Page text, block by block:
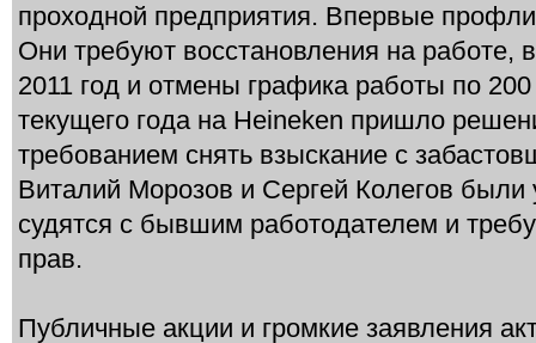
проходной предприятия. Впервые
Они требуют восстановления на работе,
2011 год и отмены графика работы по
текущего года на Heineken пришло
требованием снять взыскание с
Виталий Морозов и Сергей Колегов
судятся с бывшим работодателем и
прав.
Публичные акции и громкие заявления